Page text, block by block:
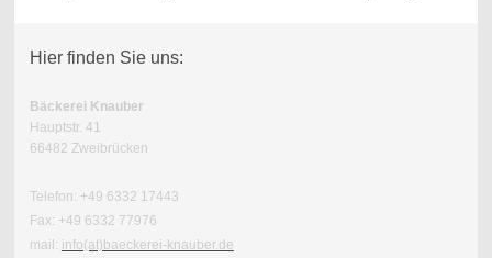
Hier finden Sie uns:
Bäckerei Knauber
Hauptstr. 41
66482 Zweibrücken
Telefon: +49 6332 17443
Fax: +49 6332 77976
mail: info(at)baeckerei-knauber.de